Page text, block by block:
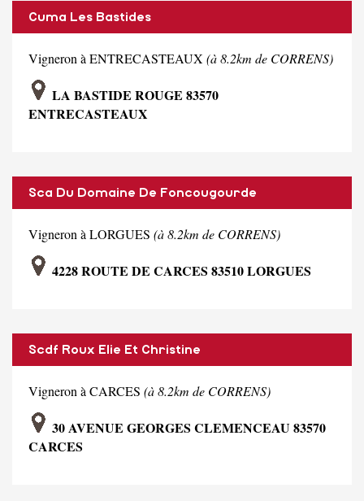
Cuma Les Bastides
Vigneron à ENTRECASTEAUX (à 8.2km de CORRENS)
LA BASTIDE ROUGE 83570
ENTRECASTEAUX
Sca Du Domaine De Foncougourde
Vigneron à LORGUES (à 8.2km de CORRENS)
4228 ROUTE DE CARCES 83510 LORGUES
Scdf Roux Elie Et Christine
Vigneron à CARCES (à 8.2km de CORRENS)
30 AVENUE GEORGES CLEMENCEAU 83570
CARCES